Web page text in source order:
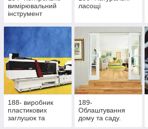
вимірювальний
інструмент
ласощі
188- виробник
пластикових
заглушок та
189-
Облаштування
дому та саду.